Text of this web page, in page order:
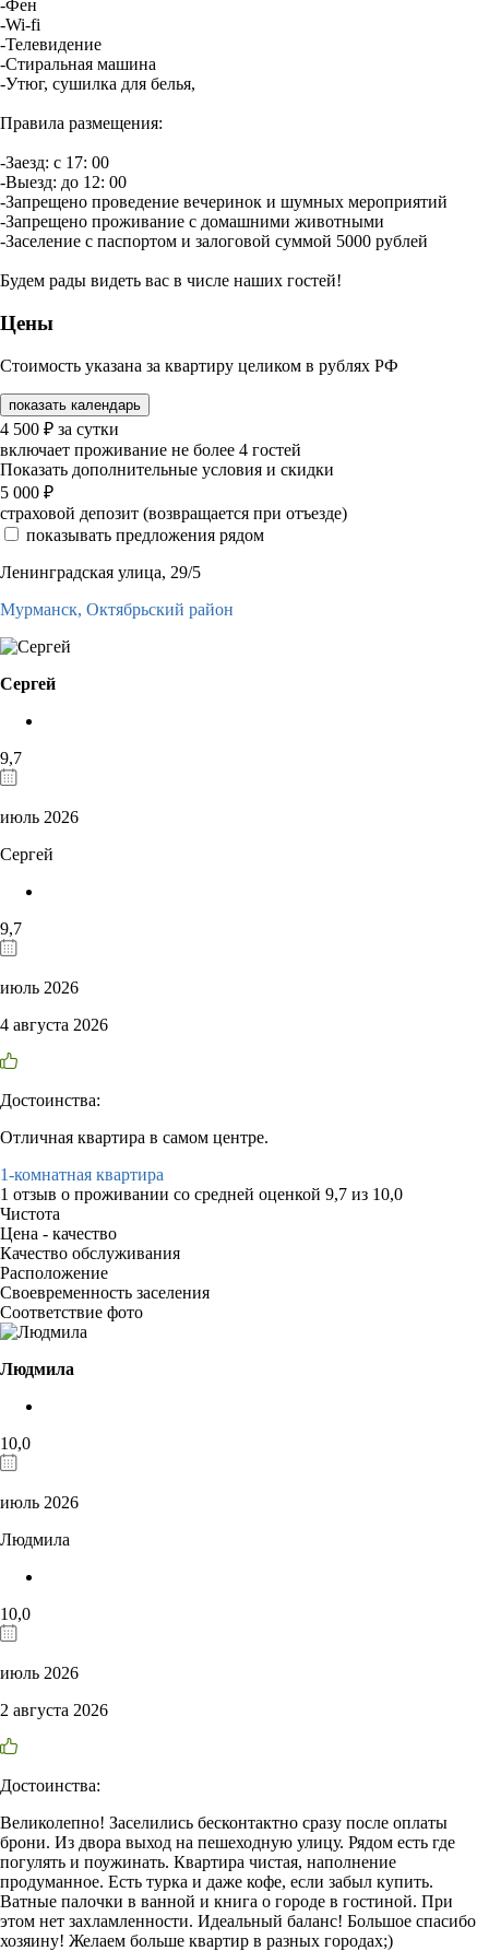
-Фен
-Wi-fi
-Телевидение
-Стиральная машина
-Утюг, сушилка для белья,
Правила размещения:
-Заезд: с 17: 00
-Выезд: до 12: 00
-Запрещено проведение вечеринок и шумных мероприятий
-Запрещено проживание с домашними животными
-Заселение с паспортом и залоговой суммой 5000 рублей
Будем рады видеть вас в числе наших гостей!
Цены
Стоимость указана за квартиру целиком в рублях РФ
показать календарь
4 500 ₽ за сутки
включает проживание не более 4 гостей
Показать дополнительные условия и скидки
5 000 ₽
страховой депозит (возвращается при отъезде)
показывать предложения рядом
Ленинградская улица, 29/5
Мурманск, Октябрьский район
Сергей
9,7
июль 2026
Сергей
9,7
июль 2026
4 августа 2026
Достоинства:
Отличная квартира в самом центре.
1-комнатная квартира
1 отзыв о проживании со средней оценкой 9,7 из 10,0
Чистота
Цена - качество
Качество обслуживания
Расположение
Своевременность заселения
Соответствие фото
Людмила
10,0
июль 2026
Людмила
10,0
июль 2026
2 августа 2026
Достоинства:
Великолепно! Заселились бесконтактно сразу после оплаты
брони. Из двора выход на пешеходную улицу. Рядом есть где
погулять и поужинать. Квартира чистая, наполнение
продуманное. Есть турка и даже кофе, если забыл купить.
Ватные палочки в ванной и книга о городе в гостиной. При
этом нет захламленности. Идеальный баланс! Большое спасибо
хозяину! Желаем больше квартир в разных городах;)